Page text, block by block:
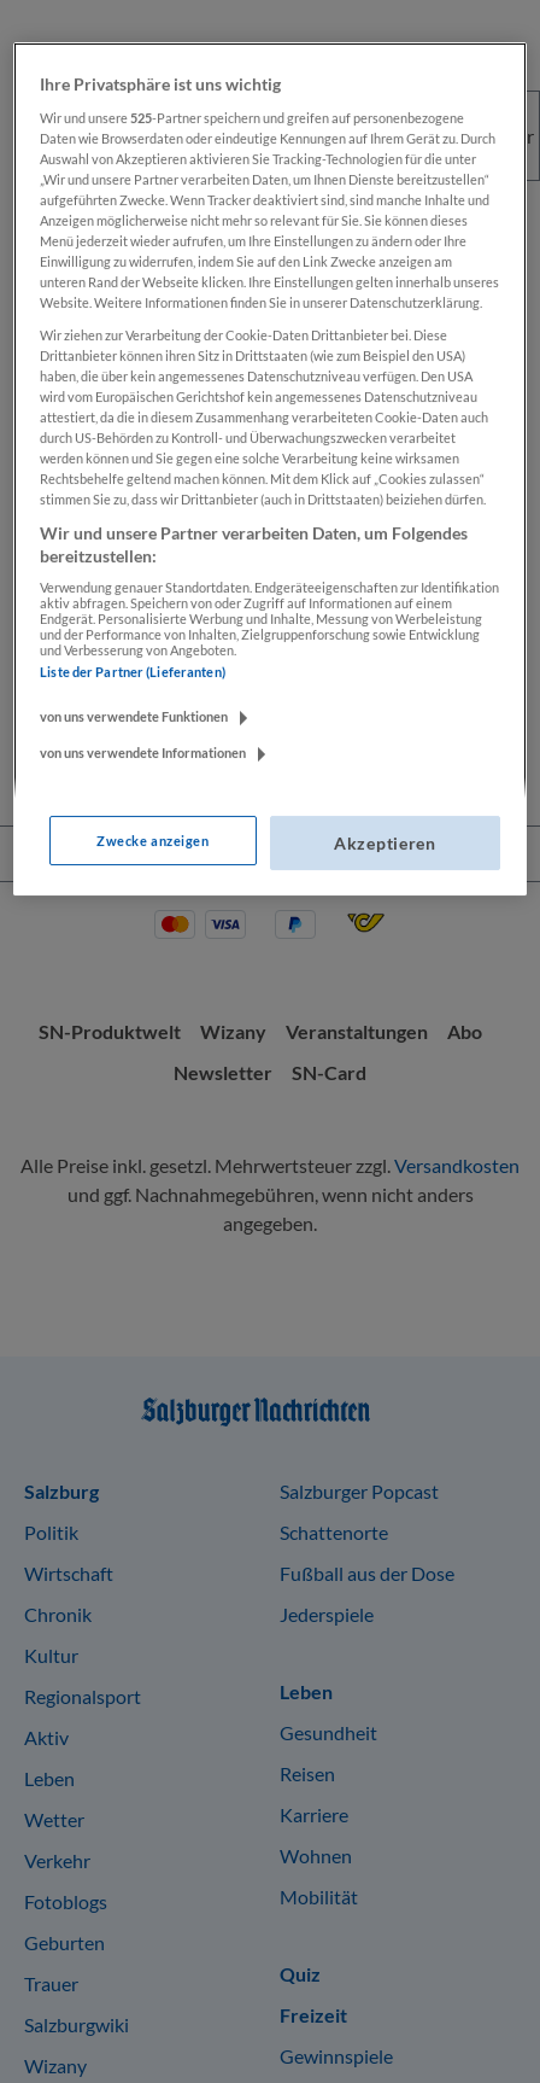
Regulärer Preis:
€ 100,00
Preise inkl. MwSt. zzgl. Versandkosten
Sofort verfügbar, Lieferzeit: 1-2 Wochen
Das Produkt is nur für registrierteSN-Card-
Inhaber:innen verfügbar.
Zum Merkzettel hinzufügen
Beschreibung
Lassen Sie sich Ihre Wochenendkarikatur von Thomas
Thomas Wizany exklusiv…Mehr
Service-Hotline
SN-Produktwelt Wizany Veranstaltungen
Abo
Newsletter
SN-Card
Alle Preise inkl. gesetzl. Mehrwertsteuer zzgl.Versandkosten
und ggf. Nachnahmegebühren, wenn nicht anders
angegeben.
Sitemap
Salzburg
Politik
Wirtschaft
Chronik
Kultur
Regionalsport
Aktiv
Leben
Wetter
Verkehr
Fotoblogs
Geburten
Trauer
Salzburgwiki
Wizany
Salzburger Popcast
Schattenorte
Fußball aus der Dose
Jederspiele
Leben
Gesundheit
Reisen
Karriere
Wohnen
Mobilität
Quiz
Freizeit
Gewinnspiele
Ihre Privatsphäre ist uns wichtig
Wir und unsere525-Partner speichern und greifen auf personenbezogene
Daten wie Browserdaten oder eindeutige Kennungen auf Ihrem Gerät zu. Durch
Auswahl von Akzeptieren aktivieren Sie Tracking-Technologien für die unter
„Wir und unsere Partner verarbeiten Daten, um Ihnen Dienste bereitzustellen“
aufgeführten Zwecke. Wenn Tracker deaktiviert sind, sind manche Inhalte und
Anzeigen möglicherweise nicht mehr so relevant für Sie. Sie können dieses
Menü jederzeit wieder aufrufen, um Ihre Einstellungen zu ändern oder Ihre
Einwilligung zu widerrufen, indem Sie auf den Link Zwecke anzeigen am
unteren Rand der Webseite klicken. Ihre Einstellungen gelten innerhalb unseres
Website. Weitere Informationen finden Sie in unserer Datenschutzerklärung.
Wir ziehen zur Verarbeitung der Cookie-Daten Drittanbieter bei. Diese
Drittanbieter können ihren Sitz in Drittstaaten (wie zum Beispiel den USA)
haben, die über kein angemessenes Datenschutzniveau verfügen. Den USA
wird vom Europäischen Gerichtshof kein angemessenes Datenschutzniveau
attestiert, da die in diesem Zusammenhang verarbeiteten Cookie-Daten auch
durch US-Behörden zu Kontroll- und Überwachungszwecken verarbeitet
werden können und Sie gegen eine solche Verarbeitung keine wirksamen
Rechtsbehelfe geltend machen können. Mit dem Klick auf „Cookies zulassen“
stimmen Sie zu, dass wir Drittanbieter (auch in Drittstaaten) beiziehen dürfen.
Wir und unsere Partner verarbeiten Daten, um Folgendes
bereitzustellen:
Verwendung genauer Standortdaten. Endgeräteeigenschaften zur Identifikation
aktiv abfragen. Speichern von oder Zugriff auf Informationen auf einem
Endgerät. Personalisierte Werbung und Inhalte, Messung von Werbeleistung
und der Performance von Inhalten, Zielgruppenforschung sowie Entwicklung
und Verbesserung von Angeboten.
Liste der Partner (Lieferanten)
von uns verwendete Funktionen
von uns verwendete Informationen
Zwecke anzeigen Akzeptieren